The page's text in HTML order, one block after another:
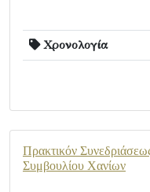
Χρονολογία
Πρακτικόν
Συμβουλίου Χανίων